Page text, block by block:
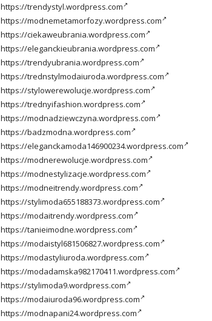
https://trendystyl.wordpress.com
https://modnemetamorfozy.wordpress.com
https://ciekaweubrania.wordpress.com
https://eleganckieubrania.wordpress.com
https://trendyubrania.wordpress.com
https://trednstylmodaiuroda.wordpress.com
https://stylowerewolucje.wordpress.com
https://trednyifashion.wordpress.com
https://modnadziewczyna.wordpress.com
https://badzmodna.wordpress.com
https://eleganckamoda146900234.wordpress.com
https://modnerewolucje.wordpress.com
https://modnestylizacje.wordpress.com
https://modneitrendy.wordpress.com
https://stylimoda655188373.wordpress.com
https://modaitrendy.wordpress.com
https://tanieimodne.wordpress.com
https://modaistyl681506827.wordpress.com
https://modastyliuroda.wordpress.com
https://modadamska982170411.wordpress.com
https://stylimoda9.wordpress.com
https://modaiuroda96.wordpress.com
https://modnapani24.wordpress.com